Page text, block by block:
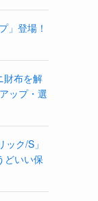
」登場！
財布を解
ップ・選
ク/S」
どいい保